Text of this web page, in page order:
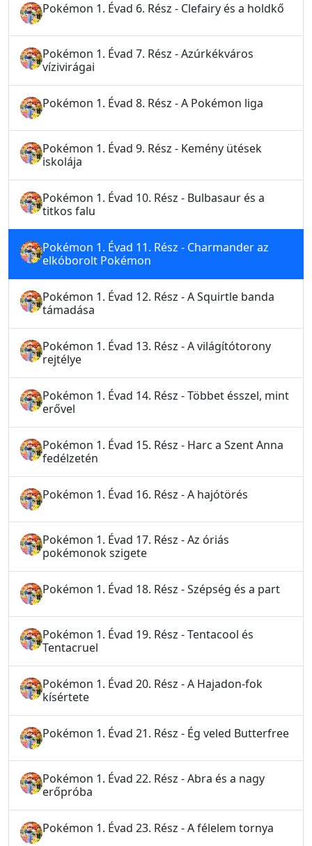
Pokémon 1. Évad 6. Rész - Clefairy és a holdkő
Pokémon 1. Évad 7. Rész - Azúrkékváros
vízivirágai
Pokémon 1. Évad 8. Rész - A Pokémon liga
Pokémon 1. Évad 9. Rész - Kemény ütések
iskolája
Pokémon 1. Évad 10. Rész - Bulbasaur és a
titkos falu
Pokémon 1. Évad 11. Rész - Charmander az
elkóborolt Pokémon
Pokémon 1. Évad 12. Rész - A Squirtle banda
támadása
Pokémon 1. Évad 13. Rész - A világítótorony
rejtélye
Pokémon 1. Évad 14. Rész - Többet ésszel, mint
erővel
Pokémon 1. Évad 15. Rész - Harc a Szent Anna
fedélzetén
Pokémon 1. Évad 16. Rész - A hajótörés
Pokémon 1. Évad 17. Rész - Az óriás
pokémonok szigete
Pokémon 1. Évad 18. Rész - Szépség és a part
Pokémon 1. Évad 19. Rész - Tentacool és
Tentacruel
Pokémon 1. Évad 20. Rész - A Hajadon-fok
kísértete
Pokémon 1. Évad 21. Rész - Ég veled Butterfree
Pokémon 1. Évad 22. Rész - Abra és a nagy
erőpróba
Pokémon 1. Évad 23. Rész - A félelem tornya